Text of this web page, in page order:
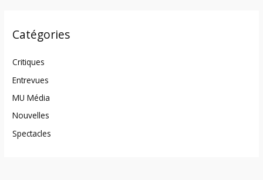
Catégories
Critiques
Entrevues
MU Média
Nouvelles
Spectacles